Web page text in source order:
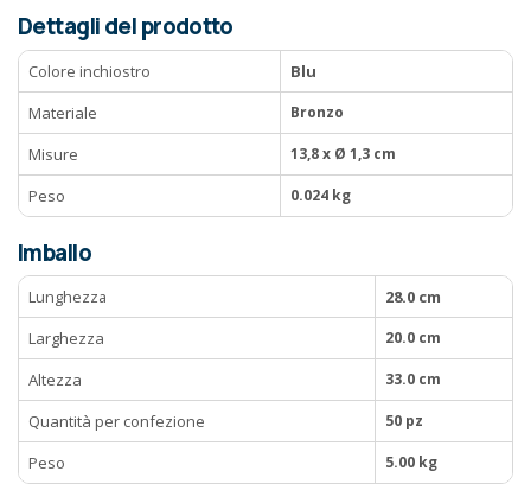
Dettagli del prodotto
Colore inchiostro
Blu
Materiale
Bronzo
Misure 13,8 x Ø 1,3 cm
Peso 0.024 kg
Imballo
Lunghezza
28.0 cm
Larghezza
20.0 cm
Altezza 33.0 cm
Quantità per confezione 50 pz
Peso 5.00 kg